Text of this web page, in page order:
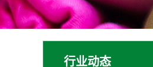
行业动态